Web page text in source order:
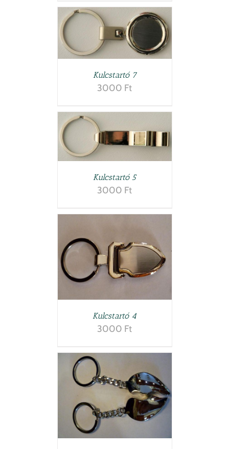
Kulcstartó 7
3000 Ft
Kulcstartó 5
3000 Ft
Kulcstartó 4
3000 Ft